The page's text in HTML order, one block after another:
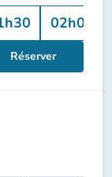
02h00
Réserver